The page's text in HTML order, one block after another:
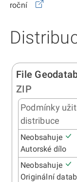
roční
File
ZIP
Podmínky
distribuce
Neobsahuje
Autorské dílo
Neobsahuje
Originální